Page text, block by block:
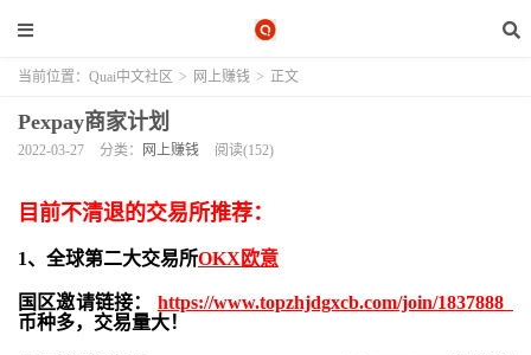
当前位置： Quai中文社区 > 网上赚钱 > 正文
Pexpay商家计划
2022-03-27 分类： 网上赚钱 阅读(152)
目前不清退的交易所推荐：
1、全球第二大交易所OKX欧意
国区邀请链接： https://www.topzhjdgxcb.com/join/1837888
币种多，交易量大！